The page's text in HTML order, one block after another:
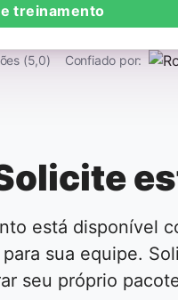
treinamento
(5,0) Confiado por:
está disponível
sua equipe.
seu próprio